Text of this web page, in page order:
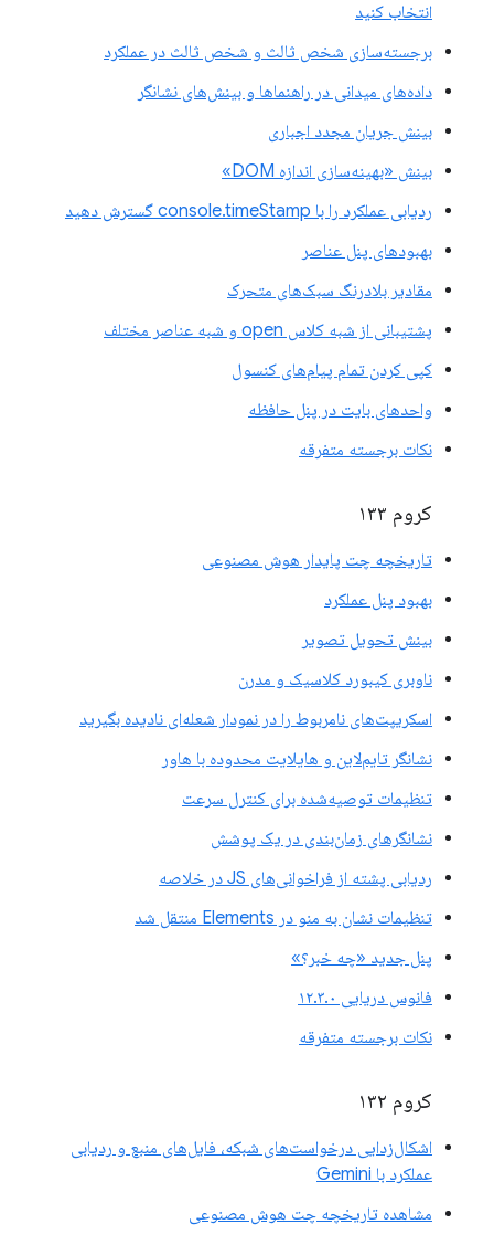
انتخاب کنید
برجسته‌سازی شخص ثالث و شخص ثالث در عملکرد
داده‌های میدانی در راهنماها و بینش‌های نشانگر
بینش جریان مجدد اجباری
بینش «بهینه‌سازی اندازه DOM»
ردیابی عملکرد را با console.timeStamp گسترش دهید
بهبودهای پنل عناصر
مقادیر بلادرنگ سبک‌های متحرک
پشتیبانی از شبه کلاس open و شبه عناصر مختلف
کپی کردن تمام پیام‌های کنسول
واحدهای بایت در پنل حافظه
نکات برجسته متفرقه
کروم ۱۳۳
تاریخچه چت پایدار هوش مصنوعی
بهبود پنل عملکرد
بینش تحویل تصویر
ناوبری کیبورد کلاسیک و مدرن
اسکریپت‌های نامربوط را در نمودار شعله‌ای نادیده بگیرید
نشانگر تایم‌لاین و هایلایت محدوده با هاور
تنظیمات توصیه‌شده برای کنترل سرعت
نشانگرهای زمان‌بندی در یک پوشش
ردیابی پشته از فراخوانی‌های JS در خلاصه
تنظیمات نشان به منو در Elements منتقل شد
پنل جدید «چه خبر؟»
فانوس دریایی ۱۲.۳.۰
نکات برجسته متفرقه
کروم ۱۳۲
اشکال‌زدایی درخواست‌های شبکه، فایل‌های منبع و ردیابی
عملکرد با Gemini
مشاهده تاریخچه چت هوش مصنوعی